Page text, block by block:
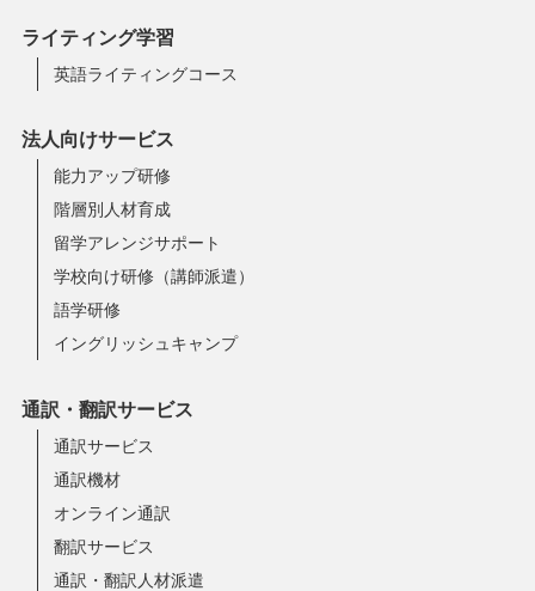
ライティング学習
英語ライティングコース
法人向けサービス
能力アップ研修
階層別人材育成
留学アレンジサポート
学校向け研修（講師派遣）
語学研修
イングリッシュキャンプ
通訳・翻訳サービス
通訳サービス
通訳機材
オンライン通訳
翻訳サービス
通訳・翻訳人材派遣